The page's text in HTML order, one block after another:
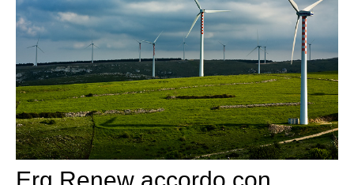
Erg Renew accordo con